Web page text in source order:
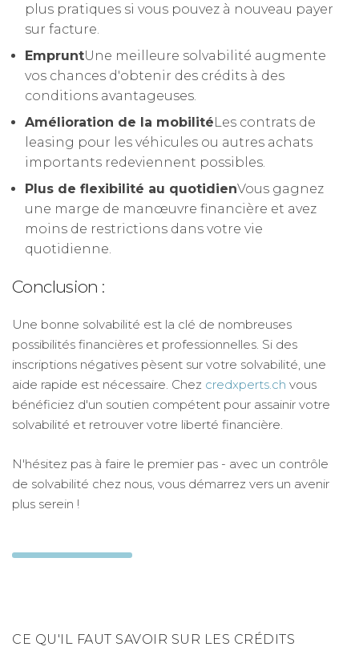
plus pratiques si vous pouvez à nouveau payer
sur facture.
EmpruntUne meilleure solvabilité augmente
vos chances d'obtenir des crédits à des
conditions avantageuses.
Amélioration de la mobilité Les contrats de
leasing pour les véhicules ou autres achats
importants redeviennent possibles.
Plus de flexibilité au quotidienVous gagnez
une marge de manœuvre financière et avez
moins de restrictions dans votre vie
quotidienne.
Conclusion :
Une bonne solvabilité est la clé de nombreuses
possibilités financières et professionnelles. Si des
inscriptions négatives pèsent sur votre solvabilité, une
aide rapide est nécessaire. Chez credxperts.ch vous
bénéficiez d'un soutien compétent pour assainir votre
solvabilité et retrouver votre liberté financière.
N'hésitez pas à faire le premier pas - avec un contrôle
de solvabilité chez nous, vous démarrez vers un avenir
plus serein !
CE QU'IL FAUT SAVOIR SUR LES CRÉDITS